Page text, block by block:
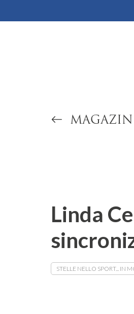
Linda
STELLE NELLO SPORT... IN